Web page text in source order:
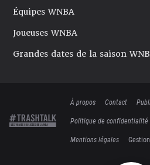
Équipes WNBA
Joueuses WNBA
Grandes dates de la saison
À propos Contact
Politique de confidentialité
Mentions légales